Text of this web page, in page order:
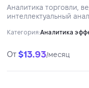
Аналитика торговли,
интеллектуальный
анализа торговой
Категория:Аналитика
От $13.93/месяц